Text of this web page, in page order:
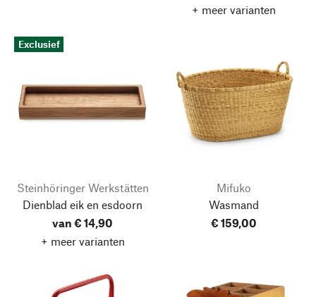
+ meer varianten
Exclusief
Steinhöringer Werkstätten
Dienblad eik en esdoorn
van € 14,90
+ meer varianten
Mifuko
Wasmand
€ 159,00